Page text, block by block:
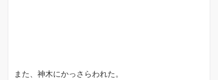
また、神木にかっさらわれた。